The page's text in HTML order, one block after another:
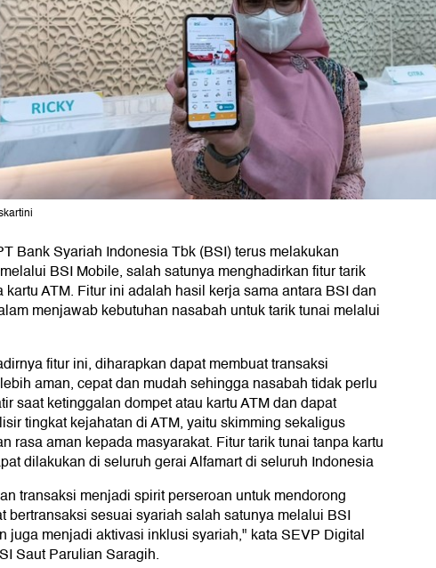
Bank Syariah Indonesia Tbk (BSI) terus melakukan
BSI Mobile, salah satunya menghadirkan fitur tarik
kartu ATM. Fitur ini adalah hasil kerja sama antara BSI dan
menjawab kebutuhan nasabah untuk tarik tunai melalui
fitur ini, diharapkan dapat membuat transaksi
aman, cepat dan mudah sehingga nasabah tidak perlu
saat ketinggalan dompet atau kartu ATM dan dapat
tingkat kejahatan di ATM, yaitu skimming sekaligus
rasa aman kepada masyarakat. Fitur tarik tunai tanpa kartu
dilakukan di seluruh gerai Alfamart di seluruh Indonesia
transaksi menjadi spirit perseroan untuk mendorong
bertransaksi sesuai syariah salah satunya melalui BSI
juga menjadi aktivasi inklusi syariah," kata SEVP Digital
Saut Parulian Saragih.